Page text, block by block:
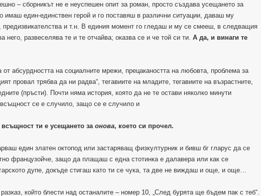
– сборникът не е неуспешен опит за роман, просто създава усещането за
имаш един-единствен герой и го поставяш в различни ситуации, даваш му
предизвикателства и т.н. В единия момент го гледаш и му се смееш, в следващия
него, развеселява те и те отчайва; оказва се и че той си ти. А да, и винаги те
от абсурдността на социалните мрежи, прецакаността на любовта, проблема за
провал трябва да ни радва“, тегавиите на младите, тегавиите на възрастните,
(пръсти). Почти няма история, която да не те остави няколко минути
се е случило, защо се е случило и
ти е усещането за онова, което си прочел.
един златен октопод или застаряващ физкултурник и бивш бг гларус да се
французойче, защо да плащаш с една стотинка е далавера или как се
дупе, докъде стигаш като ти се чука, та две не виждаш и още, и още…
който блести над останалите – номер 10, „След бурята ще бъдем пак с теб“.